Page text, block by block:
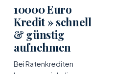
10000 Euro
Kredit » schnell
& günstig
aufnehmen
Bei Ratenkrediten